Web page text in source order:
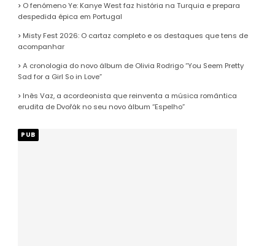
O fenómeno Ye: Kanye West faz história na Turquia e prepara
despedida épica em Portugal
Misty Fest 2026: O cartaz completo e os destaques que tens de
acompanhar
A cronologia do novo álbum de Olivia Rodrigo “You Seem Pretty
Sad for a Girl So in Love”
Inês Vaz, a acordeonista que reinventa a música romântica
erudita de Dvořák no seu novo álbum “Espelho”
PUB